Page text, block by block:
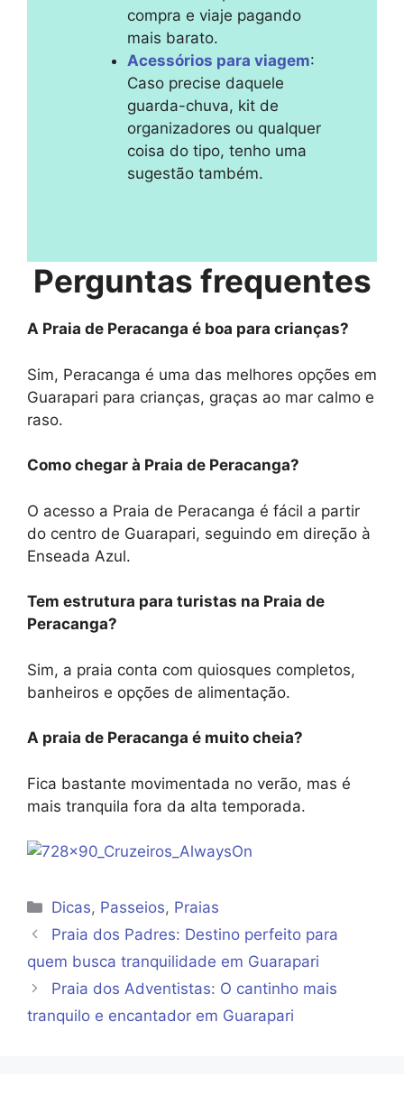
compra e viaje pagando
mais barato.
Acessórios para viagem:
Caso precise daquele
guarda-chuva, kit de
organizadores ou qualquer
coisa do tipo, tenho uma
sugestão também.
Perguntas frequentes
A Praia de Peracanga é boa para crianças?
Sim, Peracanga é uma das melhores opções em
Guarapari para crianças, graças ao mar calmo e
raso.
Como chegar à Praia de Peracanga?
O acesso a Praia de Peracanga é fácil a partir
do centro de Guarapari, seguindo em direção à
Enseada Azul.
Tem estrutura para turistas na Praia de
Peracanga?
Sim, a praia conta com quiosques completos,
banheiros e opções de alimentação.
A praia de Peracanga é muito cheia?
Fica bastante movimentada no verão, mas é
mais tranquila fora da alta temporada.
Categorias
Dicas, Passeios, Praias
Praia dos Padres: Destino perfeito para
quem busca tranquilidade em Guarapari
Praia dos Adventistas: O cantinho mais
tranquilo e encantador em Guarapari